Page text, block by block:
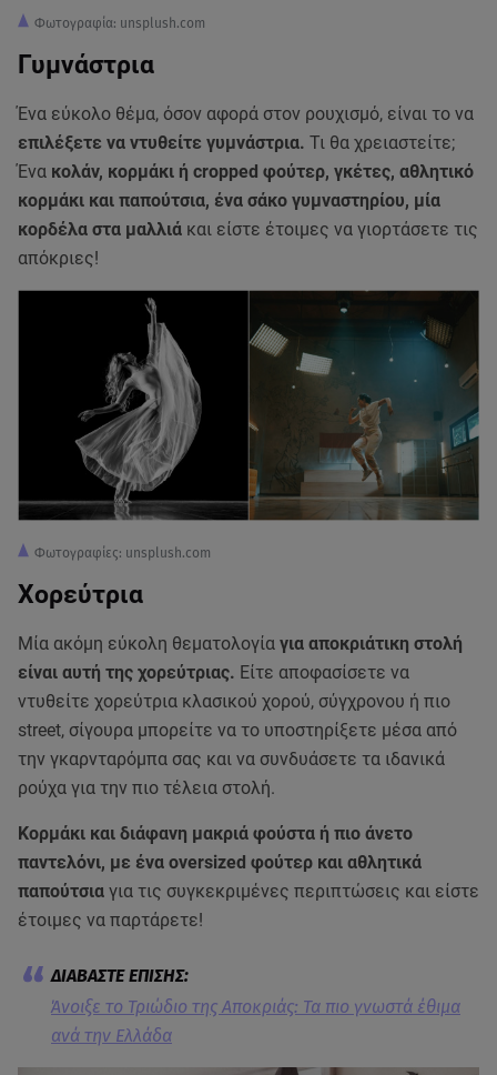
Φωτογραφία: unsplush.com
Γυμνάστρια
Ένα εύκολο θέμα, όσον αφορά στον ρουχισμό, είναι το να
επιλέξετε να ντυθείτε γυμνάστρια. Τι θα χρειαστείτε;
Ένα κολάν, κορμάκι ή cropped φούτερ, γκέτες, αθλητικό
κορμάκι και παπούτσια, ένα σάκο γυμναστηρίου, μία
κορδέλα στα μαλλιά και είστε έτοιμες να γιορτάσετε τις
απόκριες!
Φωτογραφίες: unsplush.com
Χορεύτρια
Μία ακόμη εύκολη θεματολογία για αποκριάτικη στολή
είναι αυτή της χορεύτριας. Είτε αποφασίσετε να
ντυθείτε χορεύτρια κλασικού χορού, σύγχρονου ή πιο
street, σίγουρα μπορείτε να το υποστηρίξετε μέσα από
την γκαρνταρόμπα σας και να συνδυάσετε τα ιδανικά
ρούχα για την πιο τέλεια στολή.
Κορμάκι και διάφανη μακριά φούστα ή πιο άνετο
παντελόνι, με ένα oversized φούτερ και αθλητικά
παπούτσια για τις συγκεκριμένες περιπτώσεις και είστε
έτοιμες να παρτάρετε!
Άνοιξε το Τριώδιο της Αποκριάς: Τα πιο γνωστά έθιμα
ανά την Ελλάδα